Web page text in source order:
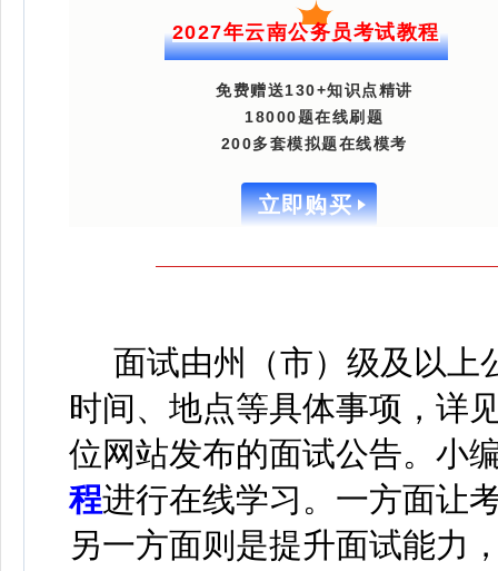
2027年云南公务员考试教程
免费赠送130+知识点精讲
18000题在线刷题
200多套模拟题在线模考
立即购买
面试由州（市）级及以上
时间、地点等具体事项，详
位网站发布的面试公告。 小
程进行在线学习 。 一方面让
另一方面则是提升面试能力